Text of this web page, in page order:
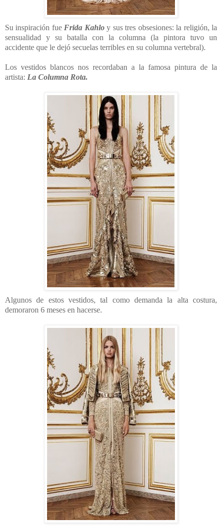
Su inspiración fue Frida Kahloy sus tres obsesiones: la religión, la
sensualidad y su batalla con la columna (la pintora tuvo un
accidente que le dejó secuelas terribles en su columna vertebral).
Los vestidos blancos nos recordaban a la famosa pintura de la
artista: La Columna Rota.
Algunos de estos vestidos, tal como demanda la alta costura,
demoraron 6 meses en hacerse.